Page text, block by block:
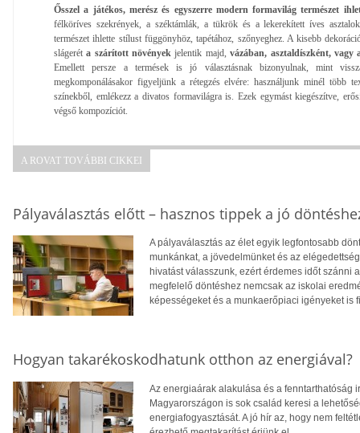
Ősszel a játékos, merész és egyszerre modern formavilág természet
félköríves szekrények, a széktámlák, a tükrök és a lekerekített íves
természet ihlette stílust függönyhöz, tapétához, szőnyeghez. A kisebb
slágeréta szárított növények jelentik majd,vázában, asztaldíszként,
Emellett persze a termések is jó választásnak bizonyulnak, mint
megkomponálásakor figyeljünk a rétegzés elvére: használjunk minél több
színekből, emlékezz a divatos formavilágra is. Ezek egymást kiegészítve,
végső kompozíciót.
A ROVAT TOVÁBBI CIKKEI
Pályaválasztás előtt – hasznos tippek a jó
A pályaválasztás az élet egyik legfontosabb
munkánkat, a jövedelmünket és az
hivatást válasszunk, ezért érdemes időt szánni
megfelelő döntéshez nemcsak az iskolai
képességeket és a munkaerőpiaci igényeket is
Hogyan takarékoskodhatunk otthon az energiával?
Az energiaárak alakulása és a fenntarthatóság
Magyarországon is sok család keresi a
energiafogyasztását. A jó hír az, hogy nem